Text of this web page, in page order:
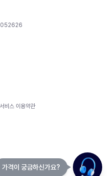
서비스 이용약관
가격이 궁금하신가요?
도와드릴게요!. 가격이 궁금하신